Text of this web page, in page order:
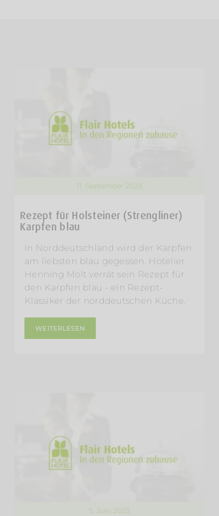
11. September 2023
Rezept für Holsteiner (Strengliner)
Karpfen blau
In Norddeutschland wird der Karpfen
am liebsten blau gegessen. Hotelier
Henning Molt verrät sein Rezept für
den Karpfen blau - ein Rezept-
Klassiker der norddeutschen Küche.
WEITERLESEN
5. Juni 2023